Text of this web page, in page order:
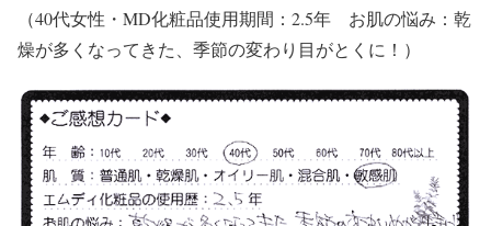
（40代女性・MD化粧品使用期間：2.5年 お肌の悩み：乾
燥が多くなってきた、季節の変わり目がとくに！）